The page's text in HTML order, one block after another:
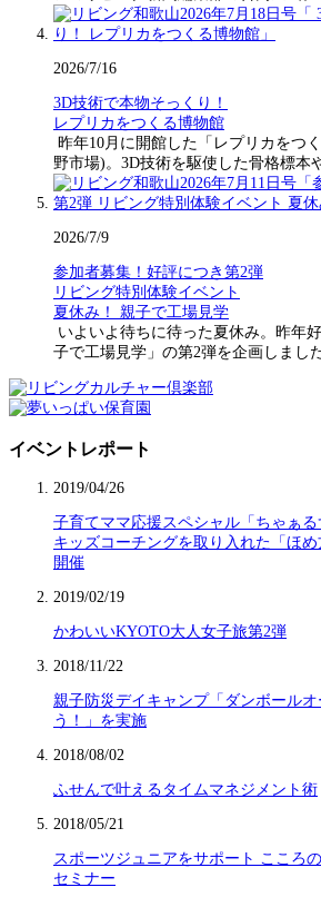
2026/7/16
3D技術で本物そっくり！
レプリカをつくる博物館
昨年10月に開館した「レプリカをつ
野市場)。3D技術を駆使した骨格標本
2026/7/9
参加者募集！好評につき第2弾
リビング特別体験イベント
夏休み！ 親子で工場見学
いよいよ待ちに待った夏休み。昨年
子で工場見学」の第2弾を企画しまし
イベントレポート
2019/04/26
子育てママ応援スペシャル「ちゃぁ
キッズコーチングを取り入れた「ほ
開催
2019/02/19
かわいいKYOTO大人女子旅第2弾
2018/11/22
親子防災デイキャンプ「ダンボール
う！」を実施
2018/08/02
ふせんで叶えるタイムマネジメント術
2018/05/21
スポーツジュニアをサポート こころ
セミナー